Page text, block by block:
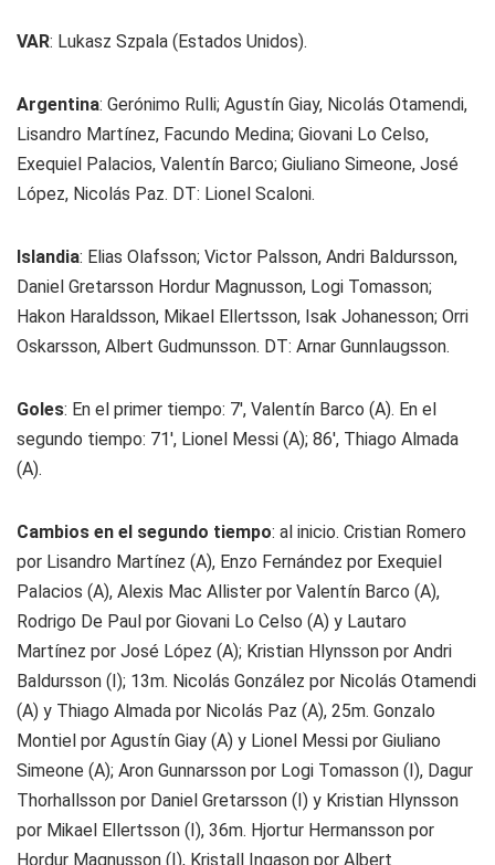
VAR: Lukasz Szpala (Estados Unidos).
Argentina: Gerónimo Rulli; Agustín Giay, Nicolás Otamendi,
Lisandro Martínez, Facundo Medina; Giovani Lo Celso,
Exequiel Palacios, Valentín Barco; Giuliano Simeone, José
López, Nicolás Paz. DT: Lionel Scaloni.
Islandia: Elias Olafsson; Victor Palsson, Andri Baldursson,
Daniel Gretarsson Hordur Magnusson, Logi Tomasson;
Hakon Haraldsson, Mikael Ellertsson, Isak Johanesson; Orri
Oskarsson, Albert Gudmunsson. DT: Arnar Gunnlaugsson.
Goles: En el primer tiempo: 7', Valentín Barco (A). En el
segundo tiempo: 71', Lionel Messi (A); 86', Thiago Almada
(A).
Cambios en el segundo tiempo: al inicio. Cristian Romero
por Lisandro Martínez (A), Enzo Fernández por Exequiel
Palacios (A), Alexis Mac Allister por Valentín Barco (A),
Rodrigo De Paul por Giovani Lo Celso (A) y Lautaro
Martínez por José López (A); Kristian Hlynsson por Andri
Baldursson (I); 13m. Nicolás González por Nicolás Otamendi
(A) y Thiago Almada por Nicolás Paz (A), 25m. Gonzalo
Montiel por Agustín Giay (A) y Lionel Messi por Giuliano
Simeone (A); Aron Gunnarsson por Logi Tomasson (I), Dagur
Thorhallsson por Daniel Gretarsson (I) y Kristian Hlynsson
por Mikael Ellertsson (I), 36m. Hjortur Hermansson por
Hordur Magnusson (I), Kristall Ingason por Albert